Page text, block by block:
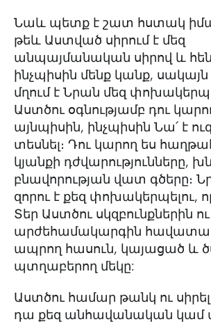
Նաև պետք է շատ հստակ
թեև Աստված սիրում է մեզ
անպայմանական սիրով և
ինչպիսին մենք կանք, սակայն
մղում է Նրան մեզ
Աստծու օգնությամբ դու
այնպիսին, ինչպիսին Նա՛ է
տեսնել։ Դու կարող ես
կյանքի դժվարությունները,
բնավորության վատ գծերը։
զորու է քեզ փոխակերպելու,
Տեր Աստծու սկզբունքներին ու
արժեհամակարգին
ապրող հասուն, կայացած և
պտղաբերող մեկը:
Աստծու համար թանկ ու
դա քեզ անհավանական կամ